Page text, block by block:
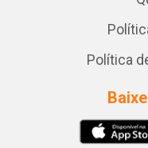
Política